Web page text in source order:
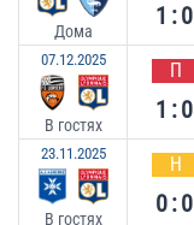
Дома
1:0
07.12.2025
В гостях
П
1:0
23.11.2025
В гостях
Н
0:0